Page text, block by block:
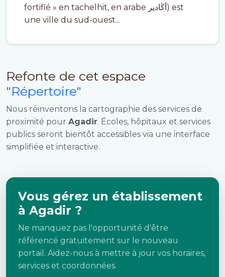
fortifié » en tachelhit, en arabe أڭادير) est
une ville du sud-ouest...
Refonte de cet espace
"Répertoire"
Nous réinventons la cartographie des services de
proximité pour Agadir. Écoles, hôpitaux et services
publics seront bientôt accessibles via une interface
simplifiée et interactive.
Vous gérez un établissement
à Agadir ?
Ne manquez pas l'opportunité d'être
référencé gratuitement sur le nouveau
portail. Aidez-nous à mettre à jour vos horaires,
services et coordonnées.